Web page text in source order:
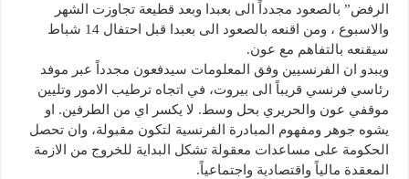
الرفض” بالصعود مجدداً الى بعبدا وبعد قطيعة تجاوزت الشهر
والاسبوع ، ومن اقنعه بالصعود الى بعبدا قبل احتفال 14 شباط
سيقنعه بالتفاهم مع عون.
ويبدو ان الفرنسيين وفق المعلومات سيدفعون مجدداً عبر موفد
رئاسي فرنسي قريباً الى بيروت، في اتجاه ترطيب الامور وتليين
موقفي عون والحريري بحل وسط. لا يكسر اي من الطرفين. او
يشوه جوهر ومفهوم المبادرة الفرنسية لتكون مقبولة، وان تحصل
الحكومة على مساعدات معقولة تشكل البداية للخروج من الازمة
المعقدة مالياً واقتصادية واجتماعياً.